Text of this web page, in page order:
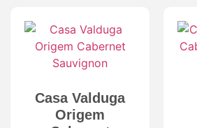
Casa Valduga
Origem